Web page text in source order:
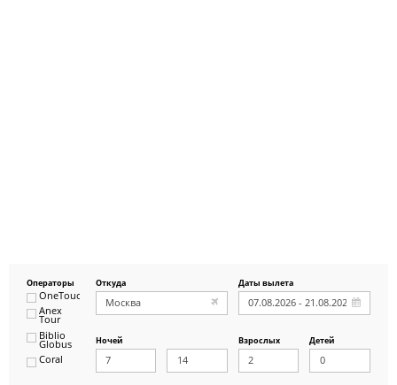
Операторы
OneTouch&Travel
Anex
Tour
Biblio
Globus
Coral
Откуда Даты вылета
Ночей Взрослых Детей